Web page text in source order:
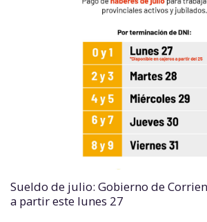
Sueldo de julio: Gobierno de
a partir este lunes 27